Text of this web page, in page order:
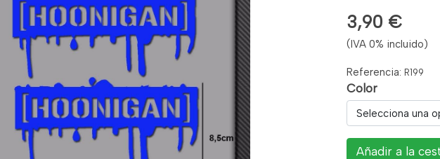
3,90 €
(IVA 0% incluido)
Referencia: R199
Color
Selecciona una
Añadir a la